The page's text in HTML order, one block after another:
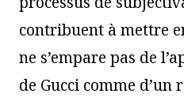
contribuent à mettre
ne s’empare pas de
de Gucci comme d’un